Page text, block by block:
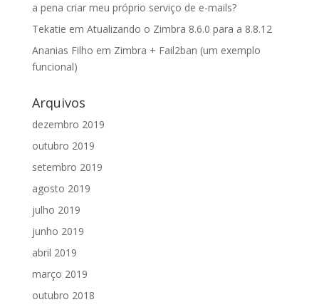
a pena criar meu próprio serviço de e-mails?
Tekatie em Atualizando o Zimbra 8.6.0 para a 8.8.12
Ananias Filho em Zimbra + Fail2ban (um exemplo
funcional)
Arquivos
dezembro 2019
outubro 2019
setembro 2019
agosto 2019
julho 2019
junho 2019
abril 2019
março 2019
outubro 2018